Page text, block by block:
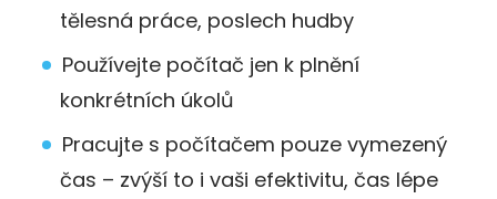
tělesná práce, poslech hudby
Používejte počítač jen k plnění
konkrétních úkolů
Pracujte s počítačem pouze vymezený
čas – zvýší to i vaši efektivitu, čas lépe